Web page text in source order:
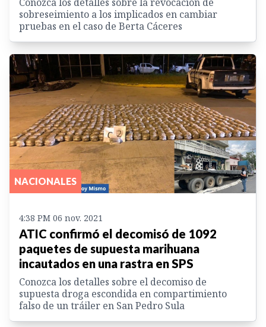
sobreseimiento a los implicados en cambiar
pruebas en el caso de Berta Cáceres
NACIONALES
4:38 PM 06 nov. 2021
ATIC confirmó el decomisó de 1092
paquetes de supuesta marihuana
incautados en una rastra en SPS
Conozca los detalles sobre el decomiso de
supuesta droga escondida en compartimiento
falso de un tráiler en San Pedro Sula